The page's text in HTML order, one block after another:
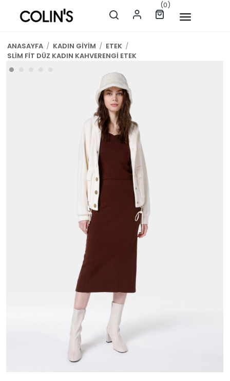
(0)
ANASAYFA / KADIN GİYİM / ETEK /
SLİM FİT DÜZ KADIN KAHVERENGİ ETEK